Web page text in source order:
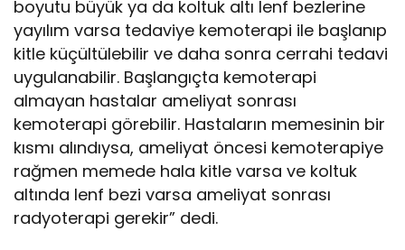
boyutu büyük ya da koltuk altı lenf bezlerine
yayılım varsa tedaviye kemoterapi ile başlanıp
kitle küçültülebilir ve daha sonra cerrahi tedavi
uygulanabilir. Başlangıçta kemoterapi
almayan hastalar ameliyat sonrası
kemoterapi görebilir. Hastaların memesinin bir
kısmı alındıysa, ameliyat öncesi kemoterapiye
rağmen memede hala kitle varsa ve koltuk
altında lenf bezi varsa ameliyat sonrası
radyoterapi gerekir” dedi.